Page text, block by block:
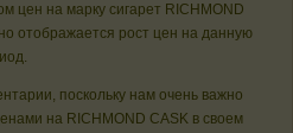
цен на марку сигарет RICHMOND
отображается рост цен на данную
поскольку нам очень важно
на RICHMOND CASK в своем